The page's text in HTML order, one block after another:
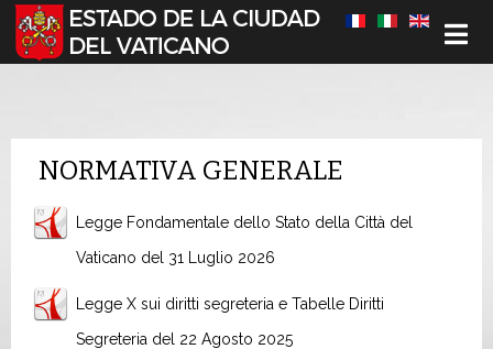
Seleccione su idioma
NORMATIVA GENERALE
Legge Fondamentale dello Stato della Città del
Vaticano del 31 Luglio 2026
Legge X sui diritti segreteria e Tabelle Diritti
Segreteria del 22 Agosto 2025